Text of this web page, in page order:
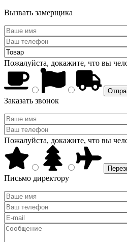
Вызвать замерщика
Пожалуйста, докажите, что вы
Заказать звонок
Пожалуйста, докажите, что вы
Письмо директору